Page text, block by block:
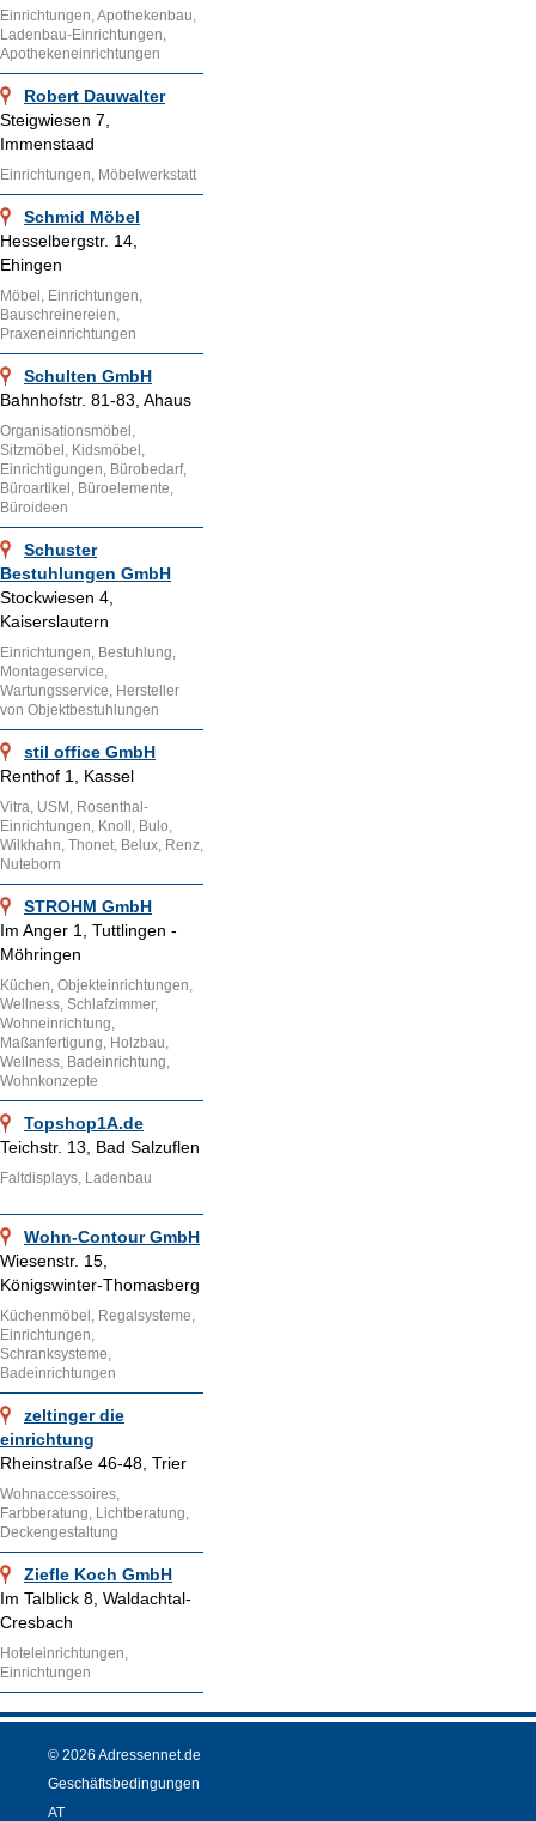
Einrichtungen, Apothekenbau,
Ladenbau-Einrichtungen,
Apothekeneinrichtungen
Robert Dauwalter
Steigwiesen 7,
Immenstaad
Einrichtungen, Möbelwerkstatt
Schmid Möbel
Hesselbergstr. 14,
Ehingen
Möbel, Einrichtungen,
Bauschreinereien,
Praxeneinrichtungen
Schulten GmbH
Bahnhofstr. 81-83, Ahaus
Organisationsmöbel,
Sitzmöbel, Kidsmöbel,
Einrichtigungen, Bürobedarf,
Büroartikel, Büroelemente,
Büroideen
Schuster
Bestuhlungen GmbH
Stockwiesen 4,
Kaiserslautern
Einrichtungen, Bestuhlung,
Montageservice,
Wartungsservice, Hersteller
von Objektbestuhlungen
stil office GmbH
Renthof 1, Kassel
Vitra, USM, Rosenthal-
Einrichtungen, Knoll, Bulo,
Wilkhahn, Thonet, Belux, Renz,
Nuteborn
STROHM GmbH
Im Anger 1, Tuttlingen -
Möhringen
Küchen, Objekteinrichtungen,
Wellness, Schlafzimmer,
Wohneinrichtung,
Maßanfertigung, Holzbau,
Wellness, Badeinrichtung,
Wohnkonzepte
Topshop1A.de
Teichstr. 13, Bad Salzuflen
Faltdisplays, Ladenbau
Wohn-Contour GmbH
Wiesenstr. 15,
Königswinter-Thomasberg
Küchenmöbel, Regalsysteme,
Einrichtungen,
Schranksysteme,
Badeinrichtungen
zeltinger die
einrichtung
Rheinstraße 46-48, Trier
Wohnaccessoires,
Farbberatung, Lichtberatung,
Deckengestaltung
Ziefle Koch GmbH
Im Talblick 8, Waldachtal-
Cresbach
Hoteleinrichtungen,
Einrichtungen
© 2026 Adressennet.de
Geschäftsbedingungen
AT